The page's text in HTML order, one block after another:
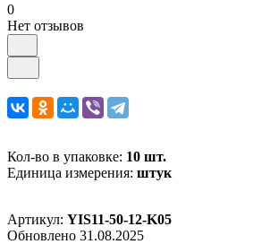
0
Нет отзывов
Кол-во в упаковке: 10 шт.
Единица измерения: штук
Артикул: YIS11-50-12-K05
Обновлено 31.08.2025